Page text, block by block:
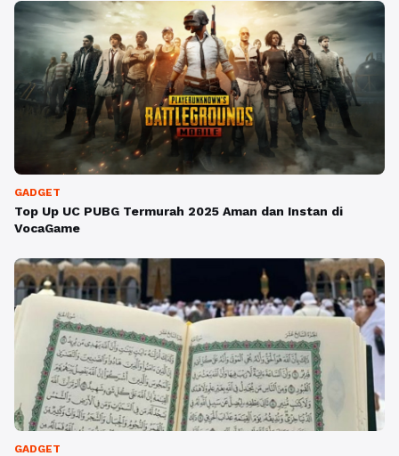
GADGET
Top Up UC PUBG Termurah 2025 Aman dan Instan di
VocaGame
GADGET